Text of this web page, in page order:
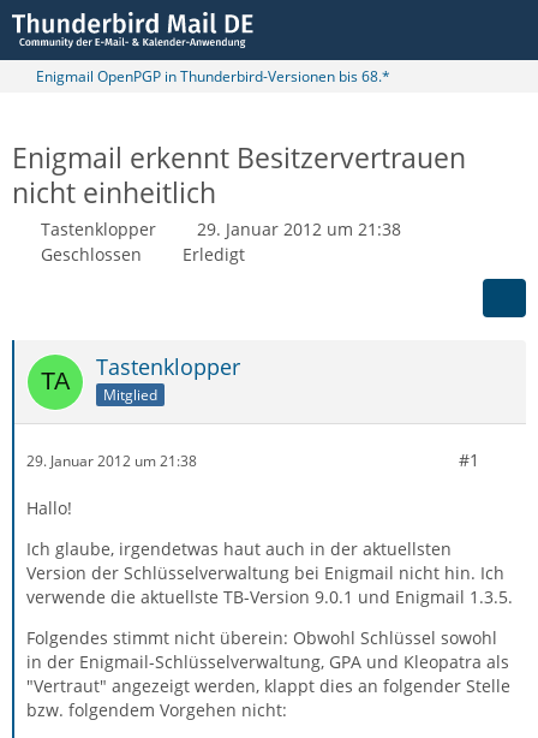
Enigmail OpenPGP in Thunderbird-Versionen bis 68.*
Enigmail erkennt Besitzervertrauen
nicht einheitlich
Tastenklopper
29. Januar 2012 um 21:38
Geschlossen
Erledigt
Tastenklopper
Mitglied
29. Januar 2012 um 21:38 #1
Hallo!
Ich glaube, irgendetwas haut auch in der aktuellsten
Version der Schlüsselverwaltung bei Enigmail nicht hin. Ich
verwende die aktuellste TB-Version 9.0.1 und Enigmail 1.3.5.
Folgendes stimmt nicht überein: Obwohl Schlüssel sowohl
in der Enigmail-Schlüsselverwaltung, GPA und Kleopatra als
"Vertraut" angezeigt werden, klappt dies an folgender Stelle
bzw. folgendem Vorgehen nicht: